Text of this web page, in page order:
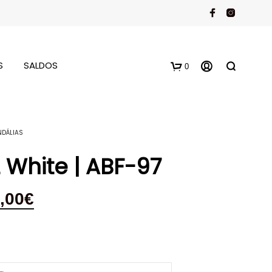
SALDOS 0
White | ABF-97
€